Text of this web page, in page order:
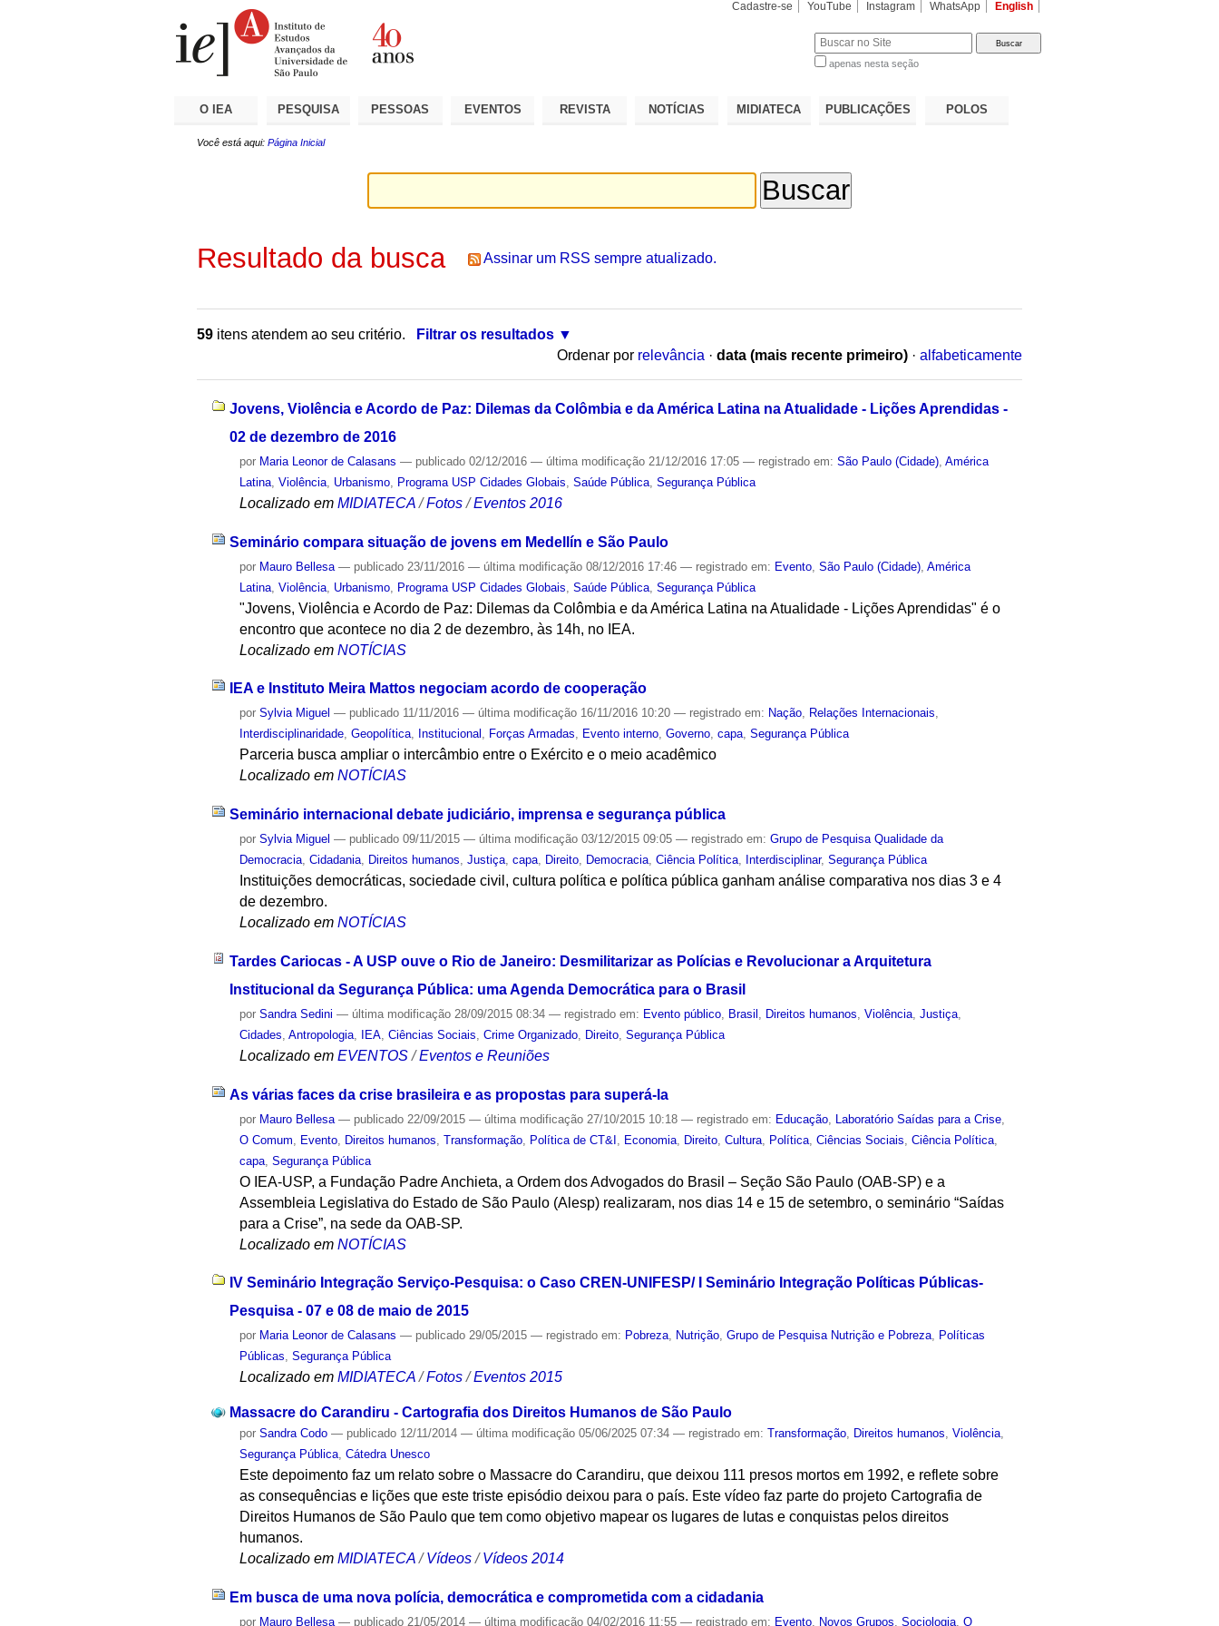
Cadastre-se YouTube Instagram WhatsApp English
apenas nesta seção
O IEA PESQUISA PESSOAS EVENTOS REVISTA NOTÍCIAS MIDIATECA PUBLICAÇÕES POLOS
Você está aqui: Página Inicial
Resultado da busca Assinar um RSS sempre atualizado.
59 itens atendem ao seu critério.
Filtrar os resultados
Ordenar por relevância · data (mais recente primeiro) · alfabeticamente
Jovens, Violência e Acordo de Paz: Dilemas da Colômbia e da América Latina na Atualidade - Lições Aprendidas -
02 de dezembro de 2016
por Maria Leonor de Calasans — publicado 02/12/2016— última modificação 21/12/2016 17:05— registrado em:São Paulo (Cidade) ,América
Latina ,Violência Urbanismo Programa USP Cidades Globais ,Saúde Pública ,Segurança Pública
Localizado em MIDIATECA /Fotos /Eventos 2016
Seminário compara situação de jovens em Medellín e São Paulo
por Mauro Bellesa — publicado 23/11/2016— última modificação 08/12/2016 17:46— registrado em: Evento ,São Paulo (Cidade) ,América
Latina ,Violência Urbanismo Programa USP Cidades Globais ,Saúde Pública ,Segurança Pública
"Jovens, Violência e Acordo de Paz: Dilemas da Colômbia e da América Latina na Atualidade - Lições Aprendidas" é o
encontro que acontece no dia 2 de dezembro, às 14h, no IEA.
Localizado em NOTÍCIAS
IEA e Instituto Meira Mattos negociam acordo de cooperação
porSylvia Miguel — publicado 11/11/2016— última modificação 16/11/2016 10:20— registrado em: Nação, Relações Internacionais,
Interdisciplinaridade,Geopolítica, Institucional , Forças Armadas, Evento interno,Governo,capa,Segurança Pública
Parceria busca ampliar o intercâmbio entre o Exército e o meio acadêmico
Localizado em NOTÍCIAS
Seminário internacional debate judiciário, imprensa e segurança pública
porSylvia Miguel — publicado 09/11/2015— última modificação 03/12/2015 09:05— registrado em:Grupo de Pesquisa Qualidade da
Democracia,Cidadania, Direitos humanos,Justiça,capa, Direito, Democracia,Ciência Política, Interdisciplinar,Segurança Pública
Instituições democráticas, sociedade civil, cultura política e política pública ganham análise comparativa nos dias 3 e 4
de dezembro.
Localizado em NOTÍCIAS
Tardes Cariocas - A USP ouve o Rio de Janeiro: Desmilitarizar as Polícias e Revolucionar a Arquitetura
Institucional da Segurança Pública: uma Agenda Democrática para o Brasil
porSandra Sedini — última modificação 28/09/2015 08:34— registrado em: Evento público Brasil Direitos humanos ,Violência ,Justiça
Cidades ,Antropologia IEA ,Ciências Sociais ,Crime Organizado Direito ,Segurança Pública
Localizado em EVENTOS /Eventos e Reuniões
As várias faces da crise brasileira e as propostas para superá-la
por Mauro Bellesa — publicado 22/09/2015— última modificação 27/10/2015 10:18— registrado em: Educação Laboratório Saídas para a Crise
O Comum
Evento Direitos humanos ,Transformação Política de CT&I Economia Direito ,Cultura Política ,Ciências Sociais ,Ciência Política
capa ,Segurança Pública
O IEA-USP, a Fundação Padre Anchieta, a Ordem dos Advogados do Brasil – Seção São Paulo (OAB-SP) e a
Assembleia Legislativa do Estado de São Paulo (Alesp) realizaram, nos dias 14 e 15 de setembro, o seminário “Saídas
para a Crise”, na sede da OAB-SP.
Localizado em NOTÍCIAS
IV Seminário Integração Serviço-Pesquisa: o Caso CREN-UNIFESP/ I Seminário Integração Políticas Públicas-
Pesquisa - 07 e 08 de maio de 2015
por Maria Leonor de Calasans — publicado 29/05/2015— registrado em: Pobreza, Nutrição,Grupo de Pesquisa Nutrição e Pobreza, Políticas
Públicas,Segurança Pública
Localizado em MIDIATECA /Fotos /Eventos 2015
Massacre do Carandiru - Cartografia dos Direitos Humanos de São Paulo
porSandra Codo — publicado 12/11/2014— última modificação 05/06/2025 07:34— registrado em:Transformação Direitos humanos ,Violência
Segurança Pública ,Cátedra Unesco
Este depoimento faz um relato sobre o Massacre do Carandiru, que deixou 111 presos mortos em 1992, e reflete sobre
as consequências e lições que este triste episódio deixou para o país. Este vídeo faz parte do projeto Cartografia de
Direitos Humanos de São Paulo que tem como objetivo mapear os lugares de lutas e conquistas pelos direitos
humanos.
Localizado em MIDIATECA /Vídeos /Vídeos 2014
Em busca de uma nova polícia, democrática e comprometida com a cidadania
por Mauro Bellesa — publicado 21/05/2014— última modificação 04/02/2016 11:55— registrado em: Evento Novos Grupos ,Sociologia ,O